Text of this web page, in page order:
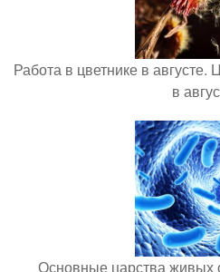
Работа в цветнике в
в
Основные царства живых